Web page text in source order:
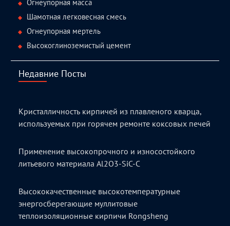
Огнеупорная масса
Шамотная легковесная смесь
Огнеупорная мертель
Высокоглиноземистый цемент
Недавние Посты
Кристалличность кирпичей из плавленого кварца,
используемых при горячем ремонте коксовых печей
Применение высокопрочного и износостойкого
литьевого материала Al2O3-SiC-C
Высококачественные высокотемпературные
энергосберегающие муллитовые
теплоизоляционные кирпичи Rongsheng